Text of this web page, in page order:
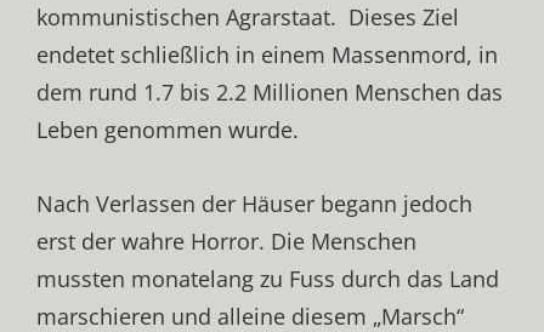
kommunistischen Agrarstaat. Dieses Ziel
endetet schließlich in einem Massenmord, in
dem rund 1.7 bis 2.2 Millionen Menschen das
Leben genommen wurde.
Nach Verlassen der Häuser begann jedoch
erst der wahre Horror. Die Menschen
mussten monatelang zu Fuss durch das Land
marschieren und alleine diesem „Marsch“